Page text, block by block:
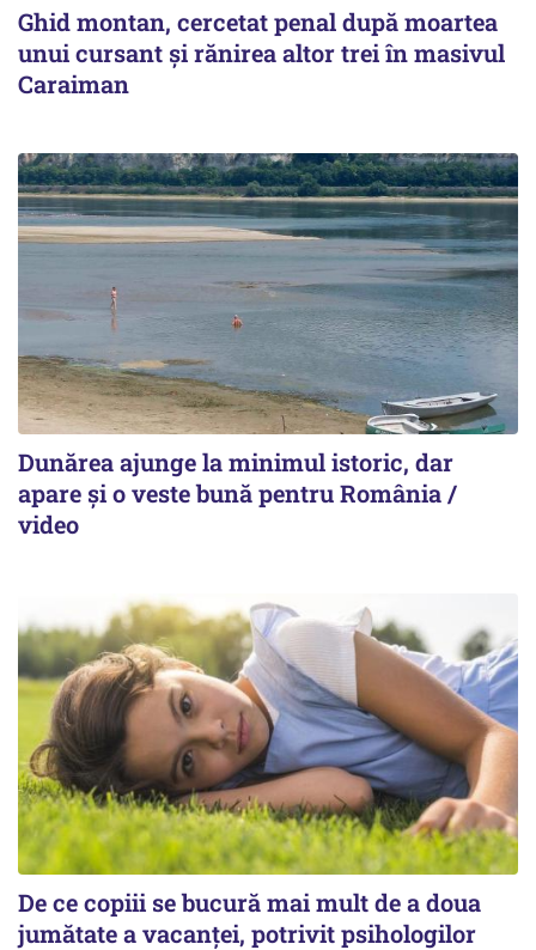
Ghid montan, cercetat penal după moartea
unui cursant și rănirea altor trei în masivul
Caraiman
Dunărea ajunge la minimul istoric, dar
apare și o veste bună pentru România /
video
De ce copiii se bucură mai mult de a doua
jumătate a vacanței, potrivit psihologilor